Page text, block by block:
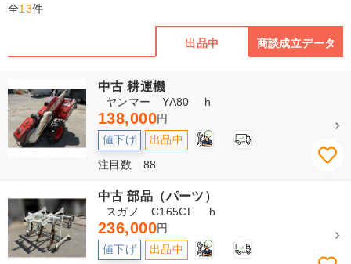
全13件
出品中 商談成立データ
中古 耕運機
ヤンマー YA80 h
138,000円
値下げ 出品中 2
注目数 88
中古 部品（パーツ）
スガノ C165CF h
236,000円
値下げ 出品中 2